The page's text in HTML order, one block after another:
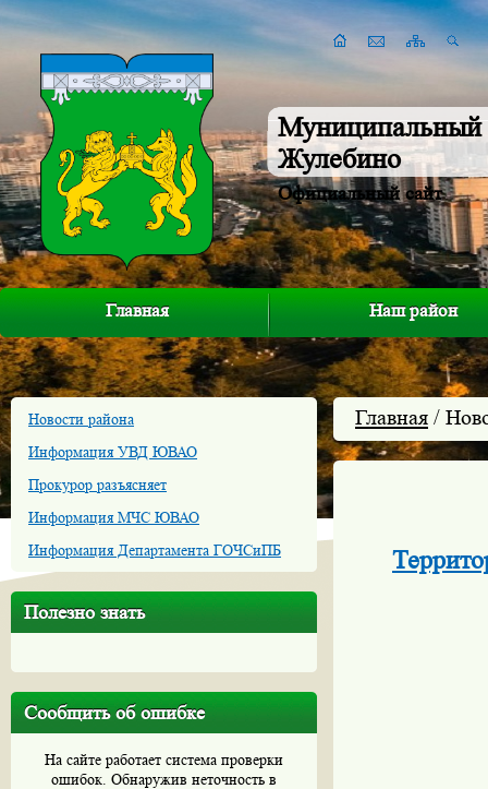
Муниципальный
Жулебино
Официальный сайт
Главная Наш район
Новости района
Информация УВД ЮВАО
Прокурор разъясняет
Информация МЧС ЮВАО
Информация Департамента ГОЧСиПБ
Полезно знать
Сообщить об ошибке
На сайте работает система проверки
ошибок. Обнаружив неточность в
Главная /